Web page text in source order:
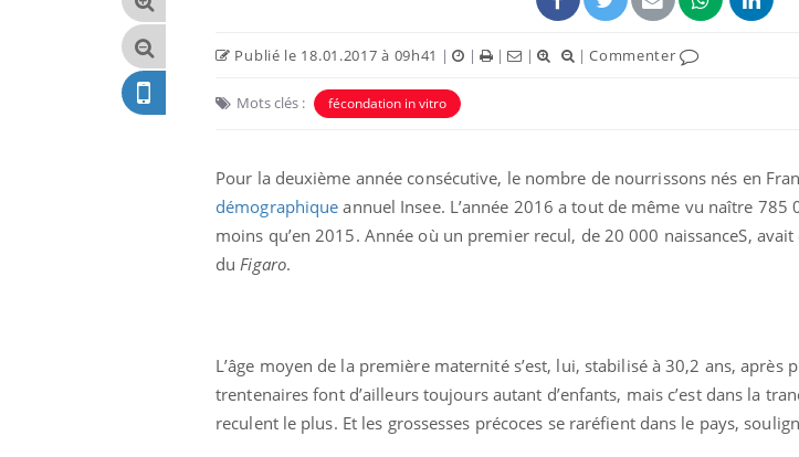
Publié le 18.01.2017 à 09h41 | | | | |Commenter
Mots clés : fécondation in vitro
Pour la deuxième année consécutive, le nombre de nourrissons nés en
démographique annuel Insee. L’année 2016 a tout de même vu naître 785
moins qu’en 2015. Année où un premier recul, de 20 000 naissanceS,
du Figaro.
L’âge moyen de la première maternité s’est, lui, stabilisé à 30,2 ans, après
trentenaires font d’ailleurs toujours autant d’enfants, mais c’est dans la
reculent le plus. Et les grossesses précoces se raréfient dans le pays,
Le Viagra pourrait-il
freiner la propagation du
cancer ?
Le smartphone nuit-il à
l'apprentissage de la
lecture ?